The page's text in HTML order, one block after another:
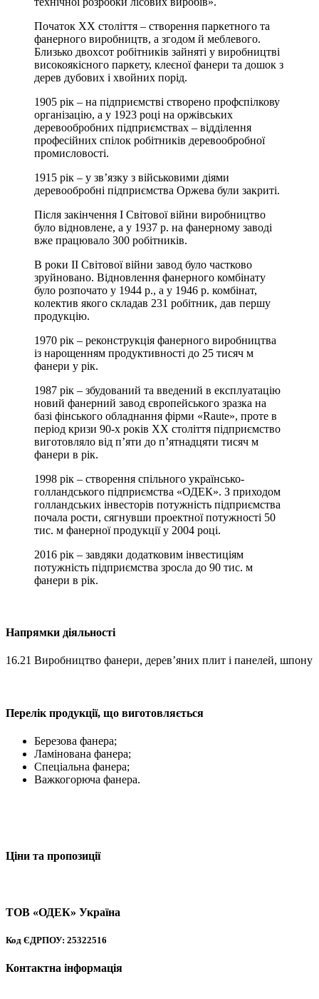
Початок ХХ століття – створення паркетного та
фанерного виробництв, а згодом й меблевого.
Близько двохсот робітників зайняті у виробництві
високоякісного паркету, клеєної фанери та дошок з
дерев дубових і хвойних порід.
1905 рік – на підприємстві створено профспілкову
організацію, а у 1923 році на оржівських
деревообробних підприємствах – відділення
професійних спілок робітників деревообробної
промисловості.
1915 рік – у зв’язку з військовими діями
деревообробні підприємства Оржева були закриті.
Після закінчення І Світової війни виробництво
було відновлене, а у 1937 р. на фанерному заводі
вже працювало 300 робітників.
В роки ІІ Світової війни завод було частково
зруйновано. Відновлення фанерного комбінату
було розпочато у 1944 р., а у 1946 р. комбінат,
колектив якого складав 231 робітник, дав першу
продукцію.
1970 рік – реконструкція фанерного виробництва
із нарощенням продуктивності до 25 тисяч м
фанери у рік.
1987 рік – збудований та введений в експлуатацію
новий фанерний завод європейського зразка на
базі фінського обладнання фірми «Raute», проте в
період кризи 90-х років ХХ століття підприємство
виготовляло від п’яти до п’ятнадцяти тисяч м
фанери в рік.
1998 рік – створення спільного українсько-
голландського підприємства «ОДЕК». З приходом
голландських інвесторів потужність підприємства
почала рости, сягнувши проектної потужності 50
тис. м фанерної продукції у 2004 році.
2016 рік – завдяки додатковим інвестиціям
потужність підприємства зросла до 90 тис. м
фанери в рік.
Напрямки діяльності
16.21 Виробництво фанери, дерев’яних плит і панелей, шпону
Перелік продукції, що виготовляється
Березова фанера;
Ламінована фанера;
Спеціальна фанера;
Важкогорюча фанера.
Ціни та пропозиції
ТОВ «ОДЕК» Україна
Код ЄДРПОУ: 25322516
Контактна інформація